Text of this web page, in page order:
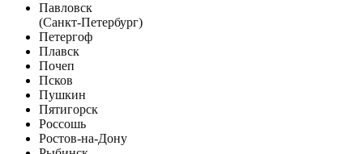
Павловск
(Санкт-Петербург)
Петергоф
Плавск
Почеп
Псков
Пушкин
Пятигорск
Россошь
Ростов-на-Дону